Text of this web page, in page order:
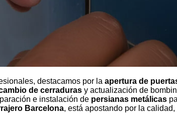
destacamos por la apertura de
de cerraduras y actualización de
e instalación de persianas metálicas
Barcelona, está apostando por la